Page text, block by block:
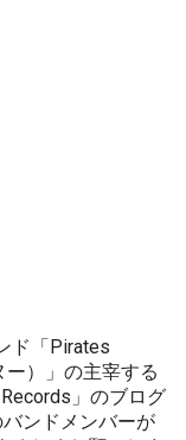
ド「Pirates
ー）」の主宰する
」のブログ
ンドメンバーが